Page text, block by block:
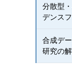
分散型
デンス
合成デ
研究の